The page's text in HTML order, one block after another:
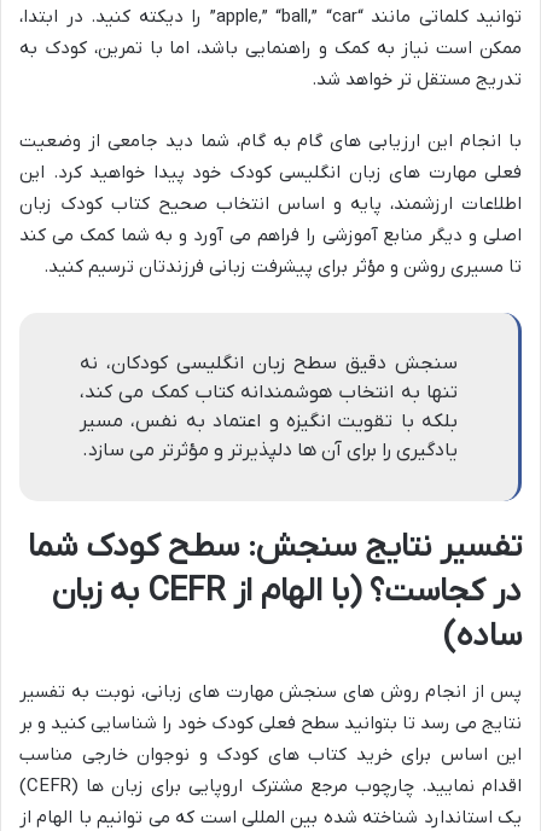
توانید کلماتی مانند “apple,” “ball,” “car” را دیکته کنید. در ابتدا،
ممکن است نیاز به کمک و راهنمایی باشد، اما با تمرین، کودک به
تدریج مستقل تر خواهد شد.
با انجام این ارزیابی های گام به گام، شما دید جامعی از وضعیت
فعلی مهارت های زبان انگلیسی کودک خود پیدا خواهید کرد. این
اطلاعات ارزشمند، پایه و اساس انتخاب صحیح کتاب کودک زبان
اصلی و دیگر منابع آموزشی را فراهم می آورد و به شما کمک می کند
تا مسیری روشن و مؤثر برای پیشرفت زبانی فرزندتان ترسیم کنید.
سنجش دقیق سطح زبان انگلیسی کودکان، نه
تنها به انتخاب هوشمندانه کتاب کمک می کند،
بلکه با تقویت انگیزه و اعتماد به نفس، مسیر
یادگیری را برای آن ها دلپذیرتر و مؤثرتر می سازد.
تفسیر نتایج سنجش: سطح کودک شما
در کجاست؟ (با الهام از CEFR به زبان
ساده)
پس از انجام روش های سنجش مهارت های زبانی، نوبت به تفسیر
نتایج می رسد تا بتوانید سطح فعلی کودک خود را شناسایی کنید و بر
این اساس برای خرید کتاب های کودک و نوجوان خارجی مناسب
اقدام نمایید. چارچوب مرجع مشترک اروپایی برای زبان ها (CEFR)
یک استاندارد شناخته شده بین المللی است که می توانیم با الهام از